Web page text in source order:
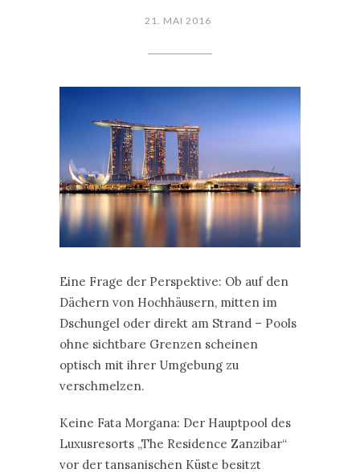
21. MAI 2016
Eine Frage der Perspektive: Ob auf den
Dächern von Hochhäusern, mitten im
Dschungel oder direkt am Strand – Pools
ohne sichtbare Grenzen scheinen
optisch mit ihrer Umgebung zu
verschmelzen.
Keine Fata Morgana: Der Hauptpool des
Luxusresorts „The Residence Zanzibar“
vor der tansanischen Küste besitzt